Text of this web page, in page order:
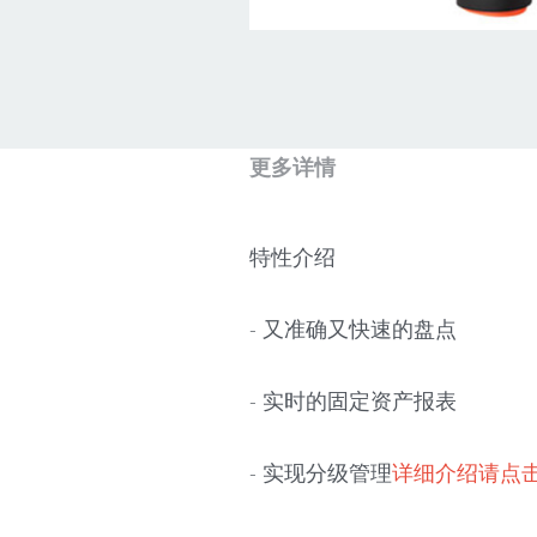
更多详情
特性介绍
- 又准确又快速的盘点
- 实时的固定资产报表
- 实现分级管理详细介绍请点